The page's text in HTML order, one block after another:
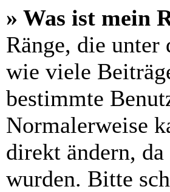
» Was ist mein
Ränge, die unter
wie viele
bestimmte
Normalerweise
direkt ändern,
wurden. Bitte